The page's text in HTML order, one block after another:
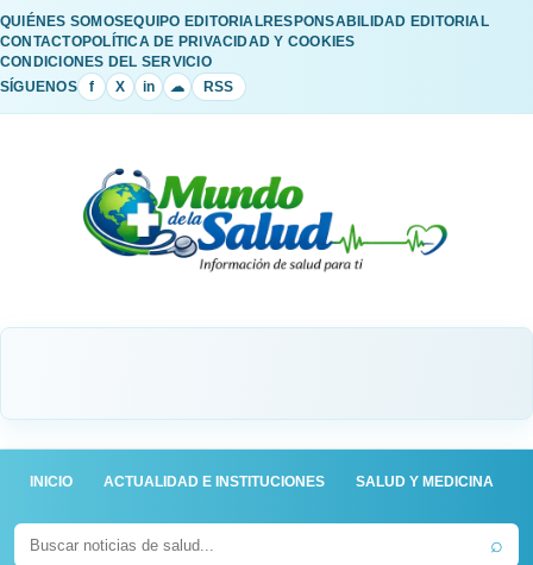
QUIÉNES SOMOSEQUIPO EDITORIALRESPONSABILIDAD EDITORIAL
CONTACTOPOLÍTICA DE PRIVACIDAD Y COOKIES
CONDICIONES DEL SERVICIO
SÍGUENOS
f X in ☁ RSS
INICIO ACTUALIDAD E INSTITUCIONES SALUD Y MEDICINA
⌕